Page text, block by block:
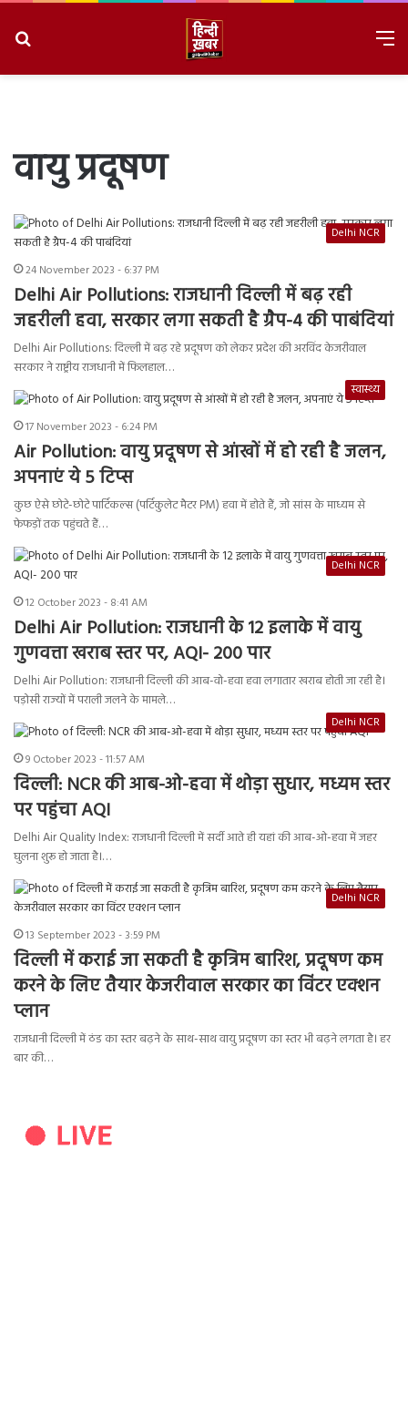
वायु प्रदूषण
Delhi NCR
24 November 2023 - 6:37 PM
Delhi Air Pollutions: राजधानी दिल्ली में बढ़ रही
जहरीली हवा, सरकार लगा सकती है ग्रैप-4 की पाबंदियां
Delhi Air Pollutions: दिल्ली में बढ़ रहे प्रदूषण को लेकर प्रदेश की अरविंद केजरीवाल
सरकार ने राष्ट्रीय राजधानी में फिलहाल…
स्वास्थ्य
17 November 2023 - 6:24 PM
Air Pollution: वायु प्रदूषण से आंखों में हो रही है जलन,
अपनाएं ये 5 टिप्स
कुछ ऐसे छोटे-छोटे पार्टिकल्स (पर्टिकुलेट मैटर PM) हवा में होते हैं, जो सांस के माध्यम से
फेफड़ों तक पहुंचते हैं…
Delhi NCR
12 October 2023 - 8:41 AM
Delhi Air Pollution: राजधानी के 12 इलाके में वायु
गुणवत्ता खराब स्तर पर, AQI- 200 पार
Delhi Air Pollution: राजधानी दिल्ली की आब-वो-हवा हवा लगातार खराब होती जा रही है।
पड़ोसी राज्यों में पराली जलने के मामले…
Delhi NCR
9 October 2023 - 11:57 AM
दिल्ली: NCR की आब-ओ-हवा में थोड़ा सुधार, मध्यम स्तर
पर पहुंचा AQI
Delhi Air Quality Index: राजधानी दिल्ली में सर्दी आते ही यहां की आब-ओ-हवा में जहर
घुलना शुरू हो जाता है।…
Delhi NCR
13 September 2023 - 3:59 PM
दिल्ली में कराई जा सकती है कृत्रिम बारिश, प्रदूषण कम
करने के लिए तैयार केजरीवाल सरकार का विंटर एक्शन
प्लान
राजधानी दिल्ली में ठंड का स्तर बढ़ने के साथ-साथ वायु प्रदूषण का स्तर भी बढ़ने लगता है। हर
बार की…